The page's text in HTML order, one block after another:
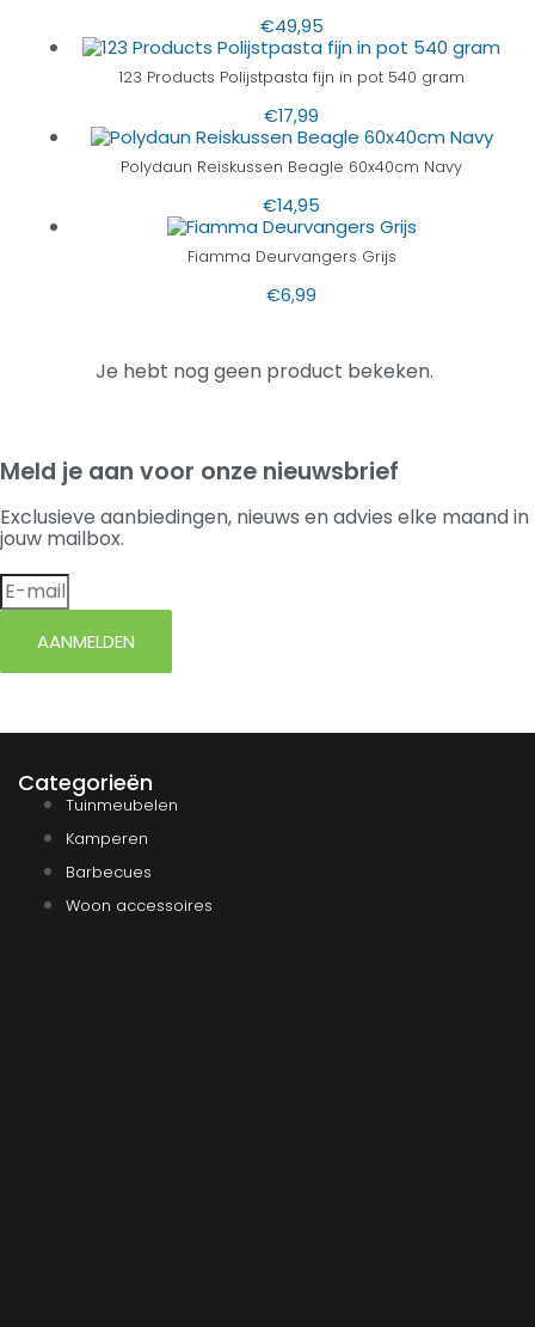
€49,95
123 Products Polijstpasta fijn in pot 540 gram
€17,99
Polydaun Reiskussen Beagle 60x40cm Navy
€14,95
Fiamma Deurvangers Grijs
€6,99
Je hebt nog geen product bekeken.
Meld je aan voor onze nieuwsbrief
Exclusieve aanbiedingen, nieuws en advies elke maand in
jouw mailbox.
AANMELDEN
Categorieën
Tuinmeubelen
Kamperen
Barbecues
Woon accessoires